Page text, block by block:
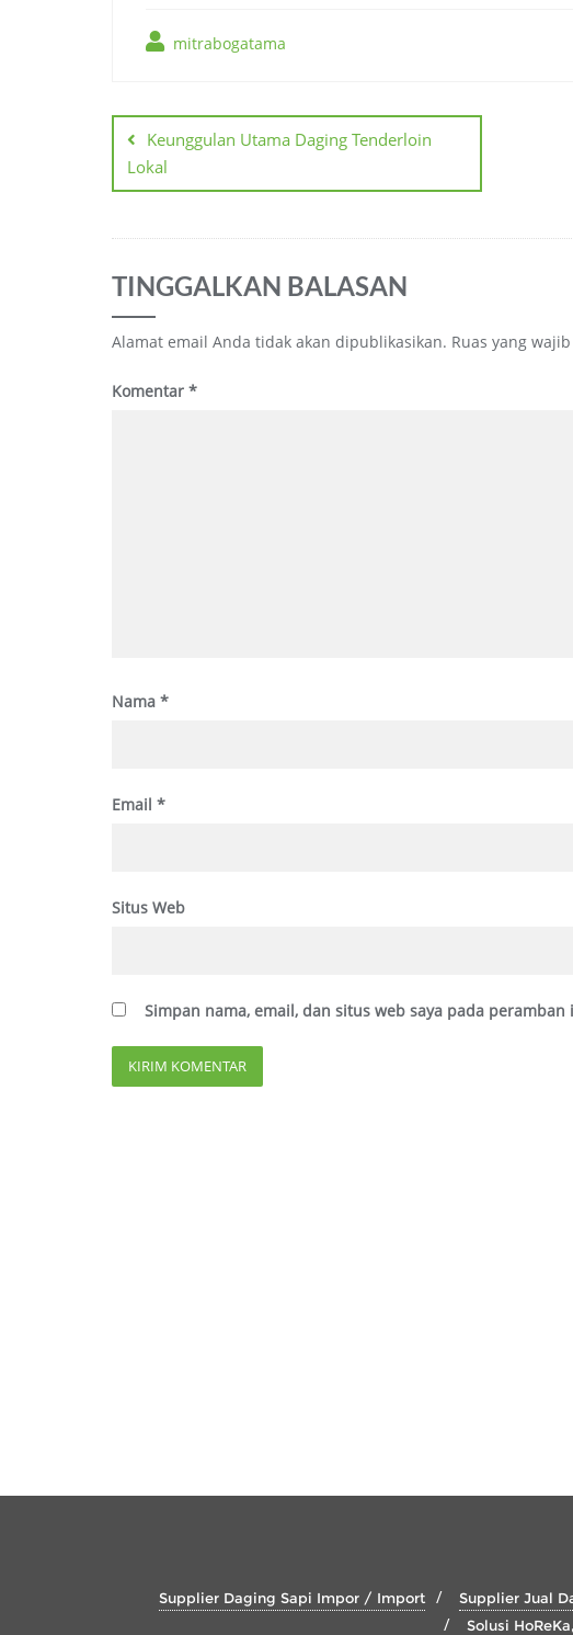
mitrabogatama
posKeunggulan Utama Daging Tenderloin
Lokal
TINGGALKAN BALASAN
Alamat email Anda tidak akan dipublikasikan. Ruas yang
Komentar *
Nama *
Email *
Situs Web
Simpan nama, email, dan situs web saya pada
Supplier Daging Sapi Impor / Import Supplier Jual
Solusi